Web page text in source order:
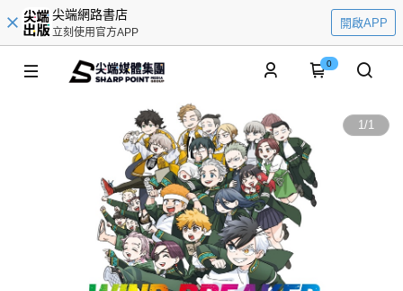
尖端網路書店
立刻使用官方APP
開啟APP
0
1/1